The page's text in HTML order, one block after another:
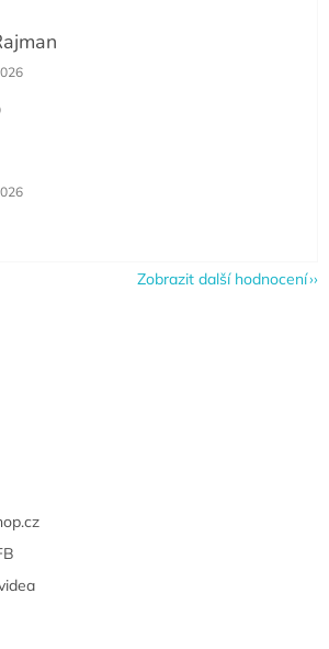
obchodu je 5 z 5 hvězdiček.
obchodu je 5 z 5 hvězdiček.
Zobrazit další hodnocení